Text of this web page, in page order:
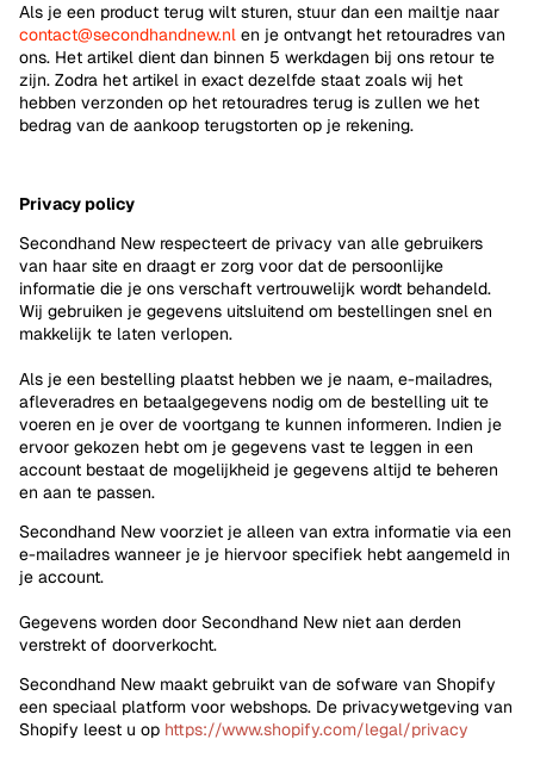
Als je een product terug wilt sturen, stuur dan een mailtje naar
contact@secondhandnew.nl en je ontvangt het retouradres van
ons. Het artikel dient dan binnen 5 werkdagen bij ons retour te
zijn. Zodra het artikel in exact dezelfde staat zoals wij het
hebben verzonden op het retouradres terug is zullen we het
bedrag van de aankoop terugstorten op je rekening.
Privacy policy
Secondhand New respecteert de privacy van alle gebruikers
van haar site en draagt er zorg voor dat de persoonlijke
informatie die je ons verschaft vertrouwelijk wordt behandeld.
Wij gebruiken je gegevens uitsluitend om bestellingen snel en
makkelijk te laten verlopen.
Als je een bestelling plaatst hebben we je naam, e-mailadres,
afleveradres en betaalgegevens nodig om de bestelling uit te
voeren en je over de voortgang te kunnen informeren. Indien je
ervoor gekozen hebt om je gegevens vast te leggen in een
account bestaat de mogelijkheid je gegevens altijd te beheren
en aan te passen.
Secondhand New voorziet je alleen van extra informatie via een
e-mailadres wanneer je je hiervoor specifiek hebt aangemeld in
je account.
Gegevens worden door Secondhand New niet aan derden
verstrekt of doorverkocht.
Secondhand New maakt gebruikt van de sofware van Shopify
een speciaal platform voor webshops. De privacywetgeving van
Shopify leest u op https://www.shopify.com/legal/privacy